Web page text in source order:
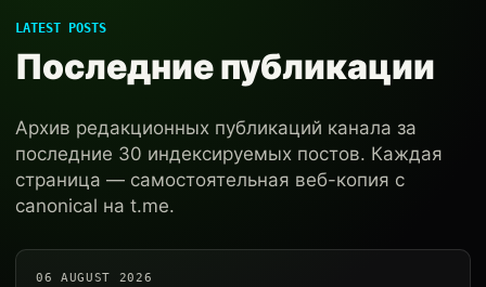
LATEST POSTS
Последние публикации
Архив редакционных публикаций канала за
последние 30 индексируемых постов. Каждая
страница — самостоятельная веб-копия с
canonical на t.me.
06 AUGUST 2026